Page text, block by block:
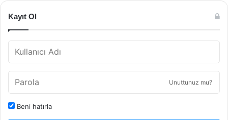
Kayıt Ol
Unuttunuz mu?
Beni hatırla